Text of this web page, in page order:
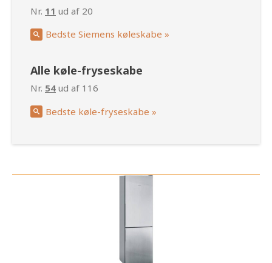
Nr. 11 ud af 20
Bedste Siemens køleskabe »
Alle køle-fryseskabe
Nr. 54 ud af 116
Bedste køle-fryseskabe »